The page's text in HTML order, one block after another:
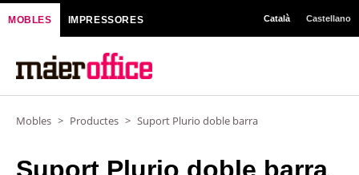
contingut
MOBLES IMPRESSORES Català Castellano
Mobles > Productes > Suport Plurio doble barra